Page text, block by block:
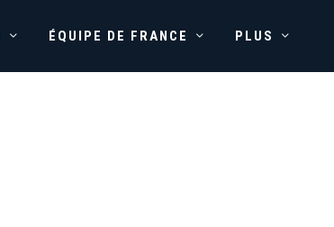
ÉQUIPE DE FRANCE PLUS